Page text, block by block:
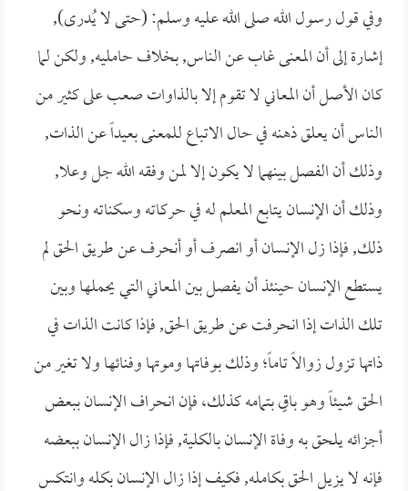
وفي قول رسول الله صلى الله عليه وسلم: (حتى لا يُدرى),
إشارة إلى أن المعنى غاب عن الناس, بخلاف حامليه, ولكن لما
كان الأصل أن المعاني لا تقوم إلا بالذاوات صعب على كثير من
الناس أن يعلق ذهنه في حال الاتباع للمعنى بعيداً عن الذات,
وذلك أن الفصل بينهما لا يكون إلا لمن وفقه الله جل وعلا,
وذلك أن الإنسان يتابع المعلم له في حركاته وسكناته ونحو
ذلك, فإذا زل الإنسان أو انصرف أو أنحرف عن طريق الحق لم
يستطع الإنسان حينئذ أن يفصل بين المعاني التي يحملها وبين
تلك الذات إذا انحرفت عن طريق الحق, فإذا كانت الذات في
ذاتها تزول زوالاً تاماً؛ وذلك بوفاتها وموتها وفنائها ولا تغير من
الحق شيئاً وهو باقٍ بتمامه كذلك، فإن انحراف الإنسان ببعض
أجزائه يلحق به وفاة الإنسان بالكلية, فإذا زال الإنسان ببعضه
فإنه لا يزيل الحق بكامله, فكيف إذا زال الإنسان بكله وانتكس